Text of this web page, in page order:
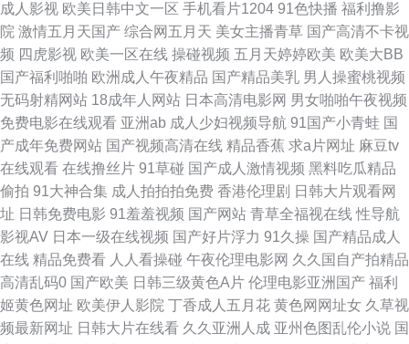
91com看片 超碰91视觉 欧美韩美a一区精品 91夫妻网 东京热综合婷婷91 欧
美专区综合 92免费福利社试看 美女在线 一本色道婷婷久久 爱豆传媒悟空电
影院 日本阿V网站视频观看 91黄色视频下载网站 丁香亚洲色五月 欧美成人
亚洲精品 超碰91成人 日日日干夜夜夜爽 91熟女海角 精品人妻久久中文字幕
91cn在线视频 91做爱高清 玖玖爱资源网 尢物网站入口 精品免费国 午夜天
堂色 青青肏屄 91性感视频在线观看 日韩成人黄色免费av 91视频首页入口在
线观看 国语视频在线三区 欧美综合日韩精品 91精品123 国产精品欧美九色
日韩毛片网址 91国自产啪 91资源在线播放 福利网址导航亚洲AV 另类深喉
成人影视 欧美日韩中文一区 手机看片1204 91色快播 福利撸影
院 激情五月天国产 综合网五月天 美女主播青草 国产高清不卡视
频 四虎影视 欧美一区在线 操碰视频 五月天婷婷欧美 欧美大BB
国产福利啪啪 欧洲成人午夜精品 国产精品美乳 男人操蜜桃视频
无码射精网站 18成年人网站 日本高清电影网 男女啪啪午夜视频
免费电影在线观看 亚洲ab 成人少妇视频导航 91国产小青蛙 国
产成年免费网站 国产视频高清在线 精品香蕉 求a片网址 麻豆tv
在线观看 在线撸丝片 91草碰 国产成人激情视频 黑料吃瓜精品
偷拍 91大神合集 成人拍拍拍免费 香港伦理剧 日韩大片观看网
址 日韩免费电影 91羞羞视频 国产网站 青草全福视在线 性导航
影视AV 日本一级在线视频 国产好片浮力 91久操 国产精品成人
在线 精品免费看 人人看操碰 午夜伦理电影网 久久国自产拍精品
高清乱码0 国产欧美 日韩三级黄色A片 伦理电影亚洲国产 福利
姬黄色网址 欧美伊人影院 丁香成人五月花 黄色网网址女 久草视
频最新网址 日韩大片在线看 久久亚洲人成 亚州色图乱伦小说 国